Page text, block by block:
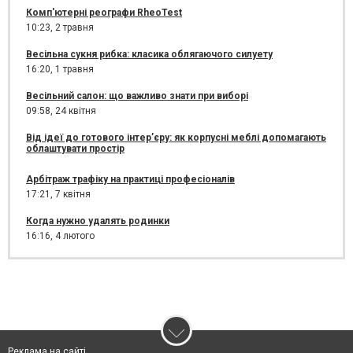
Комп'ютерні реографи RheoTest
10:23, 2 травня
Весільна сукня рибка: класика облягаючого силуету
16:20, 1 травня
Весільний салон: що важливо знати при виборі
09:58, 24 квітня
Від ідеї до готового інтер’єру: як корпусні меблі допомагають
облаштувати простір
Арбітраж трафіку на практиці професіоналів
17:21, 7 квітня
Когда нужно удалять родинки
16:16, 4 лютого